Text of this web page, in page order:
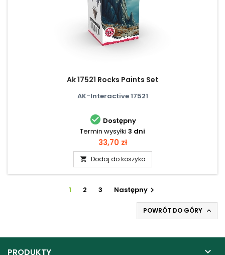
Ak 17521 Rocks Paints Set
AK-Interactive 17521
 Dostępny
Termin wysyłki 3 dni
Cena
33,70 zł
 Dodaj do koszyka
1 2 3 Następny
POWRÓT DO GÓRY 
PRODUKTY 